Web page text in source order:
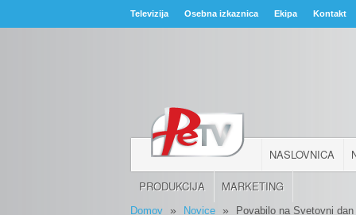
Televizija Osebna izkaznica Ekipa Kontakt
NASLOVNICA
PRODUKCIJA MARKETING
Domov » Novice » Povabilo na Svetovni